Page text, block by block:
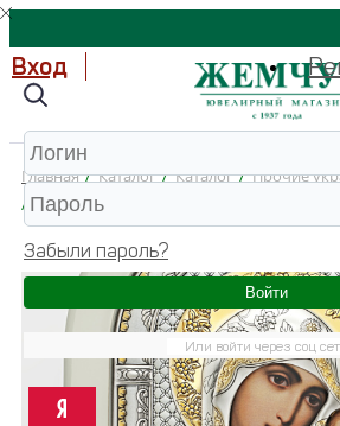
Главная / Каталог / Каталог / Прочие
/ И4-Д(Б)Р-КБМ Икона (925 (Серебро))
Вход
Забыли пароль?
Войти
Или войти через соц